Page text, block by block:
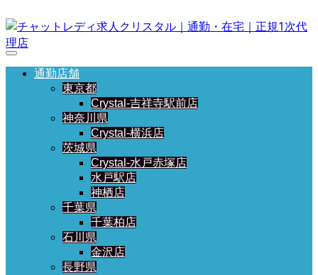
通勤店舗
東京都
Crystal-吉祥寺駅前店
神奈川県
Crystal-横浜店
茨城県
Crystal-水戸赤塚店
水戸駅店
神栖店
千葉県
千葉柏店
石川県
金沢店
長野県